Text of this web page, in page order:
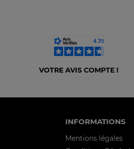
VOTRE AVIS COMPTE !
INFORMATIONS
Mentions légales